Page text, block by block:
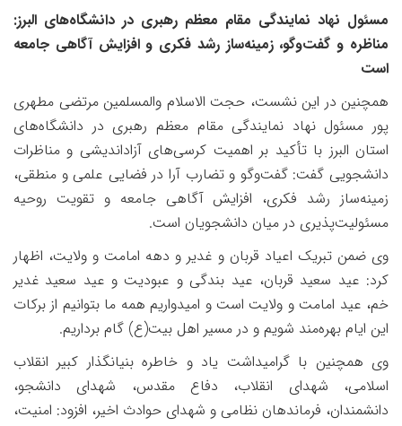
مسئول نهاد نمایندگی مقام معظم رهبری در دانشگاه‌های البرز:
مناظره و گفت‌وگو، زمینه‌ساز رشد فکری و افزایش آگاهی جامعه
است
همچنین در این نشست، حجت الاسلام والمسلمین مرتضی مطهری
پور مسئول نهاد نمایندگی مقام معظم رهبری در دانشگاه‌های
استان البرز با تأکید بر اهمیت کرسی‌های آزاداندیشی و مناظرات
دانشجویی گفت: گفت‌وگو و تضارب آرا در فضایی علمی و منطقی،
زمینه‌ساز رشد فکری، افزایش آگاهی جامعه و تقویت روحیه
مسئولیت‌پذیری در میان دانشجویان است.
وی ضمن تبریک اعیاد قربان و غدیر و دهه امامت و ولایت، اظهار
کرد: عید سعید قربان، عید بندگی و عبودیت و عید سعید غدیر
خم، عید امامت و ولایت است و امیدواریم همه ما بتوانیم از برکات
این ایام بهره‌مند شویم و در مسیر اهل بیت(ع) گام برداریم.
وی همچنین با گرامیداشت یاد و خاطره بنیانگذار کبیر انقلاب
اسلامی، شهدای انقلاب، دفاع مقدس، شهدای دانشجو،
دانشمندان، فرماندهان نظامی و شهدای حوادث اخیر، افزود: امنیت،